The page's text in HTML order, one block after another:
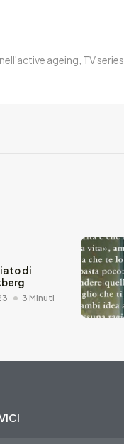
ageing, TV series
di
3 Minuti